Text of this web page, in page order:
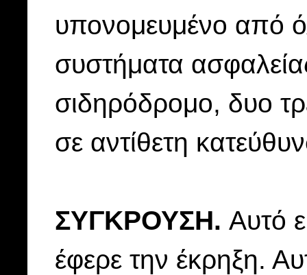
υπονομευμένο από
συστήματα
σιδηρόδρομο, δυο
σε αντίθετη
ΣΥΓΚΡΟΥΣΗ. Αυτό
έφερε την έκρηξη.